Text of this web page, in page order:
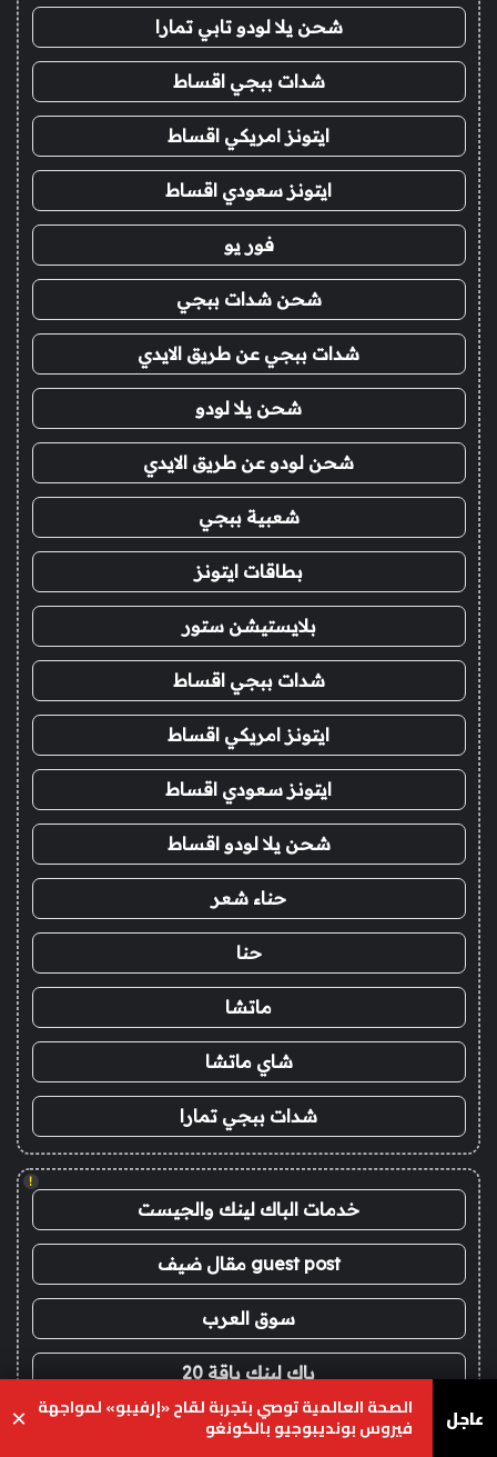
شحن يلا لودو تابي تمارا
شدات ببجي اقساط
ايتونز امريكي اقساط
ايتونز سعودي اقساط
فور يو
شحن شدات ببجي
شدات ببجي عن طريق الايدي
شحن يلا لودو
شحن لودو عن طريق الايدي
شعبية ببجي
بطاقات ايتونز
بلايستيشن ستور
شدات ببجي اقساط
ايتونز امريكي اقساط
ايتونز سعودي اقساط
شحن يلا لودو اقساط
حناء شعر
حنا
ماتشا
شاي ماتشا
شدات ببجي تمارا
!
خدمات الباك لينك والجيست
guest post مقال ضيف
سوق العرب
باك لينك باقة 20
اعلانات الباك لينك
عاجل الصحة العالمية توصي بتجربة لقاح «إرفيبو» لمواجهة
فيروس بونديبوجيو بالكونغو ×